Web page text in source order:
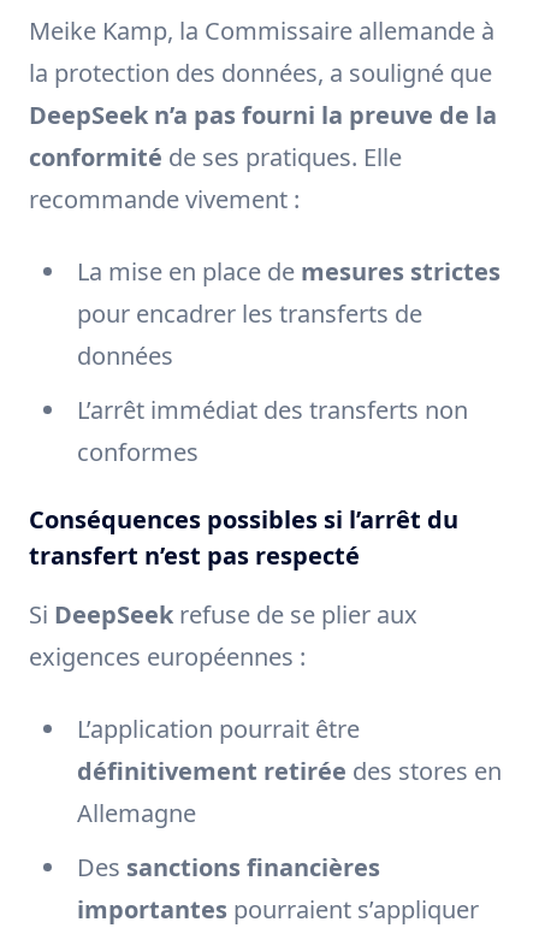
Meike Kamp, la Commissaire allemande à
la protection des données, a souligné que
DeepSeek n’a pas fourni la preuve de la
conformité de ses pratiques. Elle
recommande vivement :
La mise en place de mesures strictes
pour encadrer les transferts de
données
L’arrêt immédiat des transferts non
conformes
Conséquences possibles si l’arrêt du
transfert n’est pas respecté
Si DeepSeek refuse de se plier aux
exigences européennes :
L’application pourrait être
définitivement retirée des stores en
Allemagne
Des sanctions financières
importantes pourraient s’appliquer